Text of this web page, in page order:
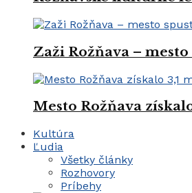
Zaži Rožňava –
Mesto Rožňava
Kultúra
Ľudia
Všetky články
Rozhovory
Príbehy